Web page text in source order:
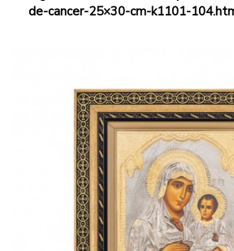
de-cancer-25×30-cm-k1101-